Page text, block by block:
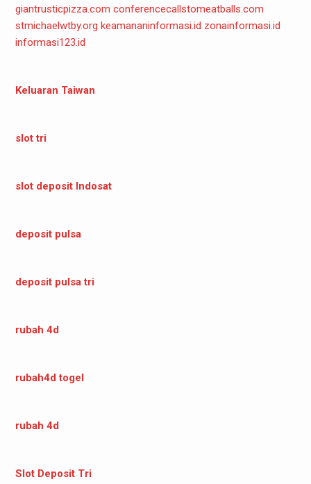
giantrusticpizza.com conferencecallstomeatballs.com
stmichaelwtby.org keamananinformasi.id zonainformasi.id
informasi123.id
Keluaran Taiwan
slot tri
slot deposit Indosat
deposit pulsa
deposit pulsa tri
rubah 4d
rubah4d togel
rubah 4d
Slot Deposit Tri